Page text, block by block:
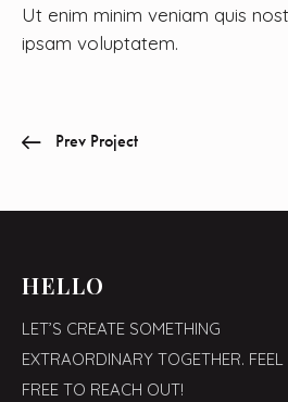
Ut enim minim veniam quis
ipsam voluptatem.
Prev Project
HELLO
LET’S CREATE SOMETHING
EXTRAORDINARY TOGETHER. FEEL
FREE TO REACH OUT!